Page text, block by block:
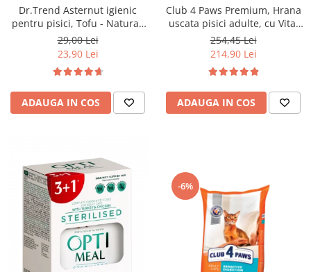
Dr.Trend Asternut igienic
pentru pisici, Tofu - Natural,
6L/2.5kg
29,00 Lei
23,90 Lei
ADAUGA IN COS
Club 4 Paws Premium, Hrana
uscata pisici adulte, cu Vita,
14kg
254,45 Lei
214,90 Lei
ADAUGA IN COS
-6%